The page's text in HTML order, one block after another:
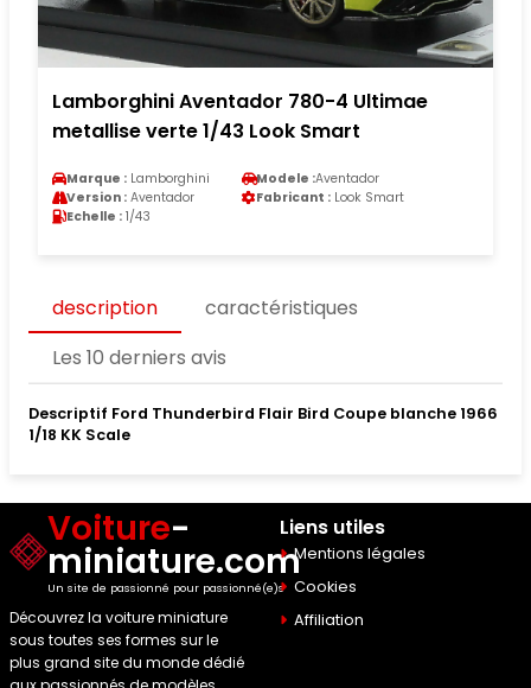
Lamborghini Aventador 780-4 Ultimae
metallise verte 1/43 Look Smart
Marque : Lamborghini Modele :Aventador
Version : Aventador Fabricant : Look Smart
Echelle : 1/43
description
caractéristiques
Les 10 derniers avis
Descriptif Ford Thunderbird Flair Bird Coupe blanche 1966
1/18 KK Scale
Voiture-
miniature.com
Un site de passionné pour passionné(e)s
Découvrez la voiture miniature
sous toutes ses formes sur le
plus grand site du monde dédié
Liens utiles
Mentions légales
Cookies
Affiliation